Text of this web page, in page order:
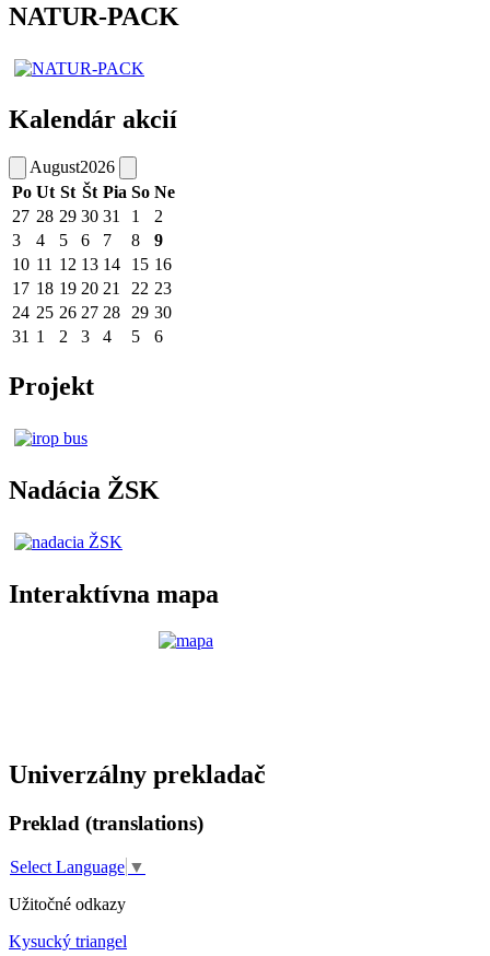
NATUR-PACK
Kalendár akcií
August2026
Po Ut St Št Pia So Ne
27 28 29 30 31 1
2
3
4 5 6 7 8
9
10 11 12 13 14 15 16
17 18 19 20 21 22 23
24 25 26 27 28 29 30
31 1 2 3 4 5 6
Projekt
Nadácia ŽSK
Interaktívna mapa
Univerzálny prekladač
Preklad (translations)
Select Language ▼
Užitočné odkazy
Kysucký triangel